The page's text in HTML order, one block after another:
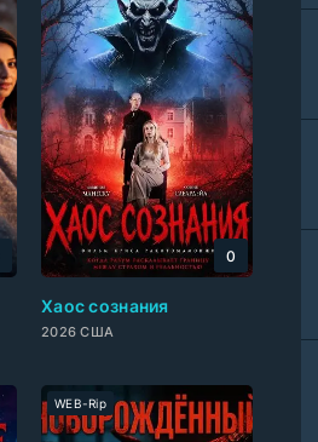
Хаос сознания
2026 США
0
WEB-Rip